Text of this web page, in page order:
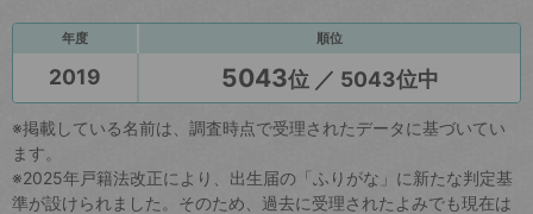
年度 順位
2019 5043位 ／ 5043位中
※掲載している名前は、調査時点で受理されたデータに基づいてい
ます。
※2025年戸籍法改正により、出生届の「ふりがな」に新たな判定基
準が設けられました。そのため、過去に受理されたよみでも現在は